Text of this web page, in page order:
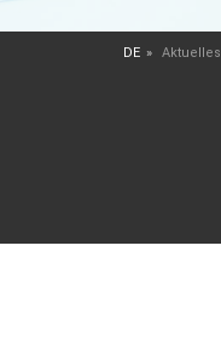
DE Aktuelles